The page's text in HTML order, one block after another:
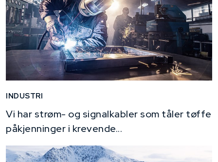
INDUSTRI
Vi har strøm- og signalkabler som tåler tøffe
påkjenninger i krevende...